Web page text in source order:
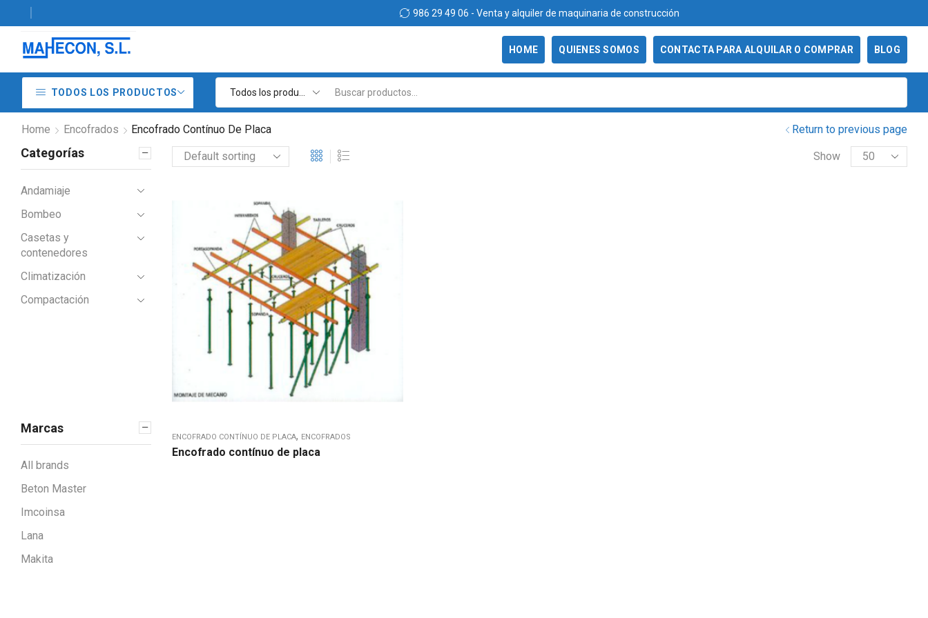
986 29 49 06 - Venta y alquiler de maquinaria de construcción
HOME QUIENES SOMOS CONTACTA PARA ALQUILAR O COMPRAR BLOG
TODOS LOS PRODUCTOS
Home Encofrados Encofrado Contínuo De Placa Return to previous page
Show
ENCOFRADO CONTÍNUO DE PLACA, ENCOFRADOS
Encofrado contínuo de placa
Categorías
Andamiaje
Bombeo
Casetas y
contenedores
Climatización
Compactación
Encofrado circular
placa
Encofrado fenólico
Encofrado metálico
Puntales metálicos
Tabica
consectetur adip iscing
lorem ipsum sit.
Marcas
All brands
Beton Master
Imcoinsa
Lana
Makita